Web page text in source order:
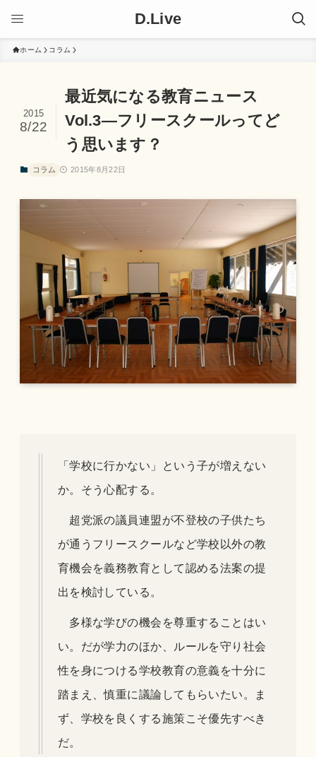
D.Live
ホーム コラム
最近気になる教育ニュース
Vol.3―フリースクールってど
う思います？
2015
8/22
コラム 2015年8月22日
「学校に行かない」という子が増えない
か。そう心配する。
超党派の議員連盟が不登校の子供たち
が通うフリースクールなど学校以外の教
育機会を義務教育として認める法案の提
出を検討している。
多様な学びの機会を尊重することはい
い。だが学力のほか、ルールを守り社会
性を身につける学校教育の意義を十分に
踏まえ、慎重に議論してもらいたい。ま
ず、学校を良くする施策こそ優先すべき
だ。